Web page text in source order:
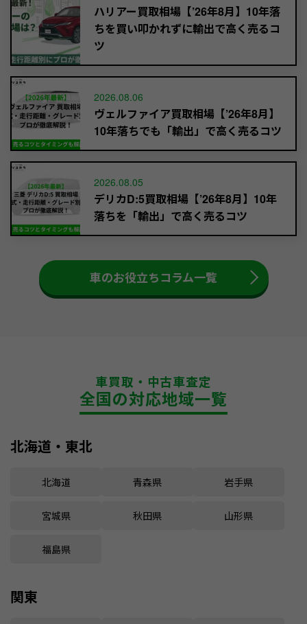
ハリアー買取相場【’26年8月】10年落
ちを買い叩かれずに輸出で高く売るコ
ツ
2026.08.06
ヴェルファイア買取相場【’26年8月】
10年落ちでも「輸出」で高く売るコツ
2026.08.05
デリカD:5買取相場【’26年8月】10年
落ちを「輸出」で高く売るコツ
車のお役立ちコラム一覧
車買取・中古車査定
全国の対応地域一覧
北海道・東北
北海道 青森県 岩手県
宮城県 秋田県 山形県
福島県
関東